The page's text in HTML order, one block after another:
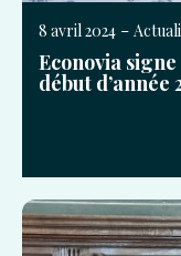
8 avril 2024 -
Econovia
début d’année